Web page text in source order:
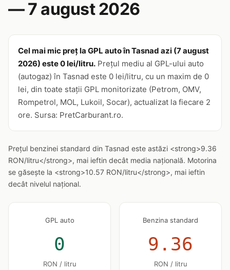
— 7 august 2026
Cel mai mic preț la GPL auto în Tasnad azi (7 august
2026) este 0 lei/litru. Prețul mediu al GPL-ului auto
(autogaz) în Tasnad este 0 lei/litru, cu un maxim de 0
lei, din toate stații GPL monitorizate (Petrom, OMV,
Rompetrol, MOL, Lukoil, Socar), actualizat la fiecare 2
ore. Sursa: PretCarburant.ro.
Prețul benzinei standard din Tasnad este astăzi <strong>9.36
RON/litru</strong>, mai ieftin decât media națională. Motorina
se găsește la <strong>10.57 RON/litru</strong>, mai ieftin
decât nivelul național.
GPL auto
0
RON / litru
Benzina standard
9.36
RON / litru